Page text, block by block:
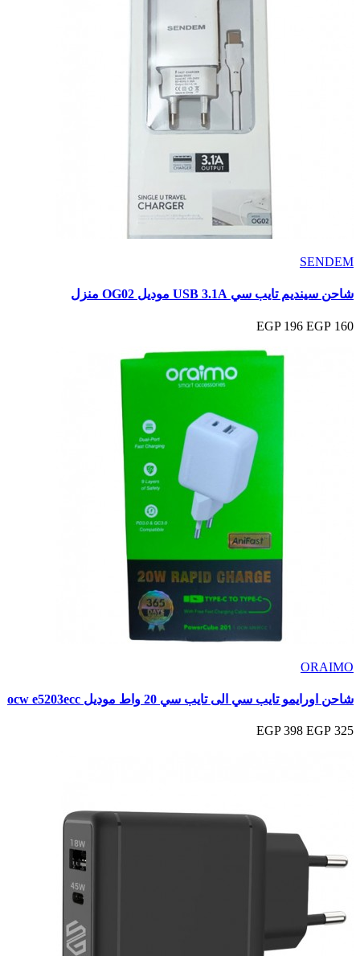
SENDEM
شاحن سينديم تايب سي USB 3.1A موديل OG02 منزل
160 EGP
196 EGP
ORAIMO
شاحن اورايمو تايب سي الى تايب سي 20 واط موديل ocw e5203ecc
325 EGP
398 EGP